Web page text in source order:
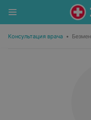
Консультация врача •